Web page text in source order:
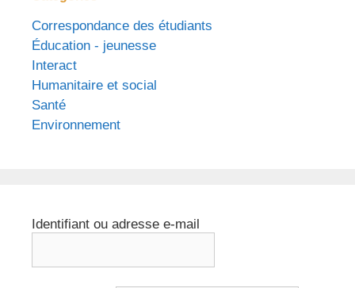
Correspondance des étudiants
Éducation - jeunesse
Interact
Humanitaire et social
Santé
Environnement
Identifiant ou adresse e-mail